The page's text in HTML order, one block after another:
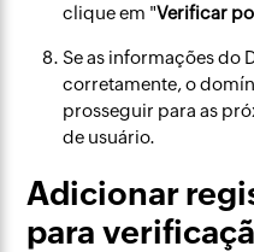
clique em "Verificar
Se as informações do
corretamente, o
prosseguir para as
de usuário.
Adicionar
para